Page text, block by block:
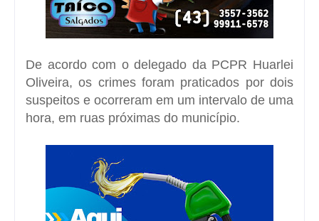
De acordo com o delegado da PCPR Huarlei
Oliveira, os crimes foram praticados por dois
suspeitos e ocorreram em um intervalo de uma
hora, em ruas próximas do município.